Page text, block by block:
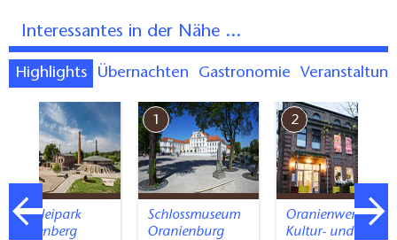
Interessantes in der Nähe ...
Highlights Übernachten Gastronomie
Ziegeleipark
Mildenberg
1
Schlossmuseum
Oranienburg
2
Oranienwerk -
Kultur- und…